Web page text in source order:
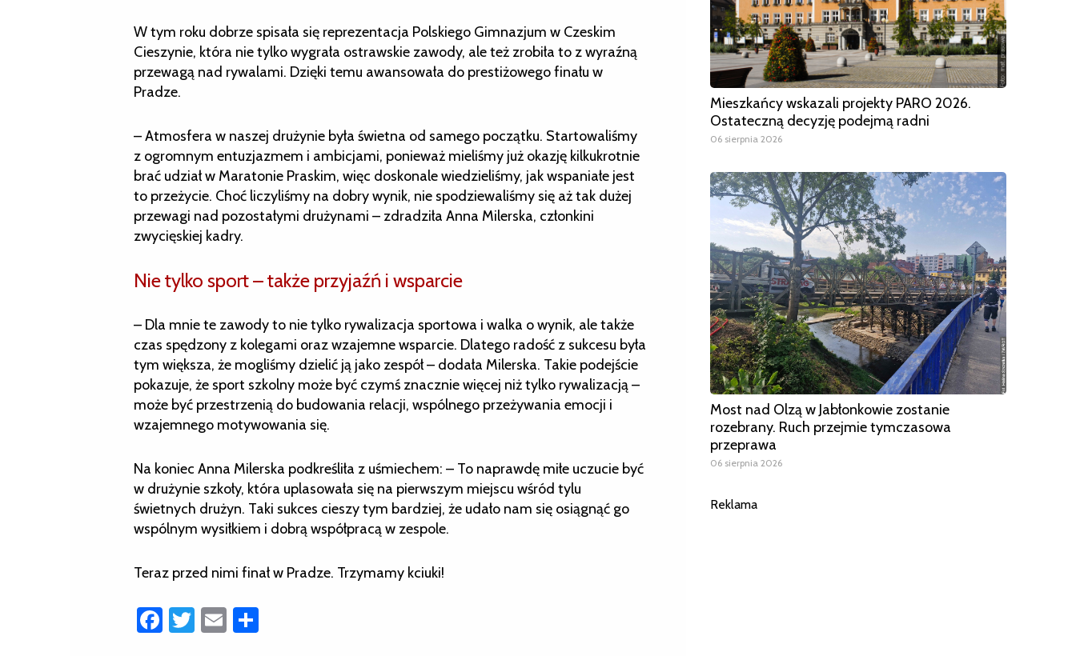
W tym roku dobrze spisała się reprezentacja Polskiego Gimnazjum w Czeskim
Cieszynie, która nie tylko wygrała ostrawskie zawody, ale też zrobiła to z wyraźną
przewagą nad rywalami. Dzięki temu awansowała do prestiżowego finału w
Pradze.
– Atmosfera w naszej drużynie była świetna od samego początku. Startowaliśmy
z ogromnym entuzjazmem i ambicjami, ponieważ mieliśmy już okazję kilkukrotnie
brać udział w Maratonie Praskim, więc doskonale wiedzieliśmy, jak wspaniałe jest
to przeżycie. Choć liczyliśmy na dobry wynik, nie spodziewaliśmy się aż tak dużej
przewagi nad pozostałymi drużynami – zdradziła Anna Milerska, członkini
zwycięskiej kadry.
Nie tylko sport – także przyjaźń i wsparcie
– Dla mnie te zawody to nie tylko rywalizacja sportowa i walka o wynik, ale także
czas spędzony z kolegami oraz wzajemne wsparcie. Dlatego radość z sukcesu była
tym większa, że mogliśmy dzielić ją jako zespół – dodała Milerska. Takie podejście
pokazuje, że sport szkolny może być czymś znacznie więcej niż tylko rywalizacją –
może być przestrzenią do budowania relacji, wspólnego przeżywania emocji i
wzajemnego motywowania się.
Na koniec Anna Milerska podkreśliła z uśmiechem: – To naprawdę miłe uczucie być
w drużynie szkoły, która uplasowała się na pierwszym miejscu wśród tylu
świetnych drużyn. Taki sukces cieszy tym bardziej, że udało nam się osiągnąć go
wspólnym wysiłkiem i dobrą współpracą w zespole.
Teraz przed nimi finał w Pradze. Trzymamy kciuki!
Facebook
Twitter
Email
Mieszkańcy wskazali projekty PARO 2026.
Ostateczną decyzję podejmą radni
06 sierpnia 2026
Most nad Olzą w Jabłonkowie zostanie
rozebrany. Ruch przejmie tymczasowa
przeprawa
06 sierpnia 2026
Reklama